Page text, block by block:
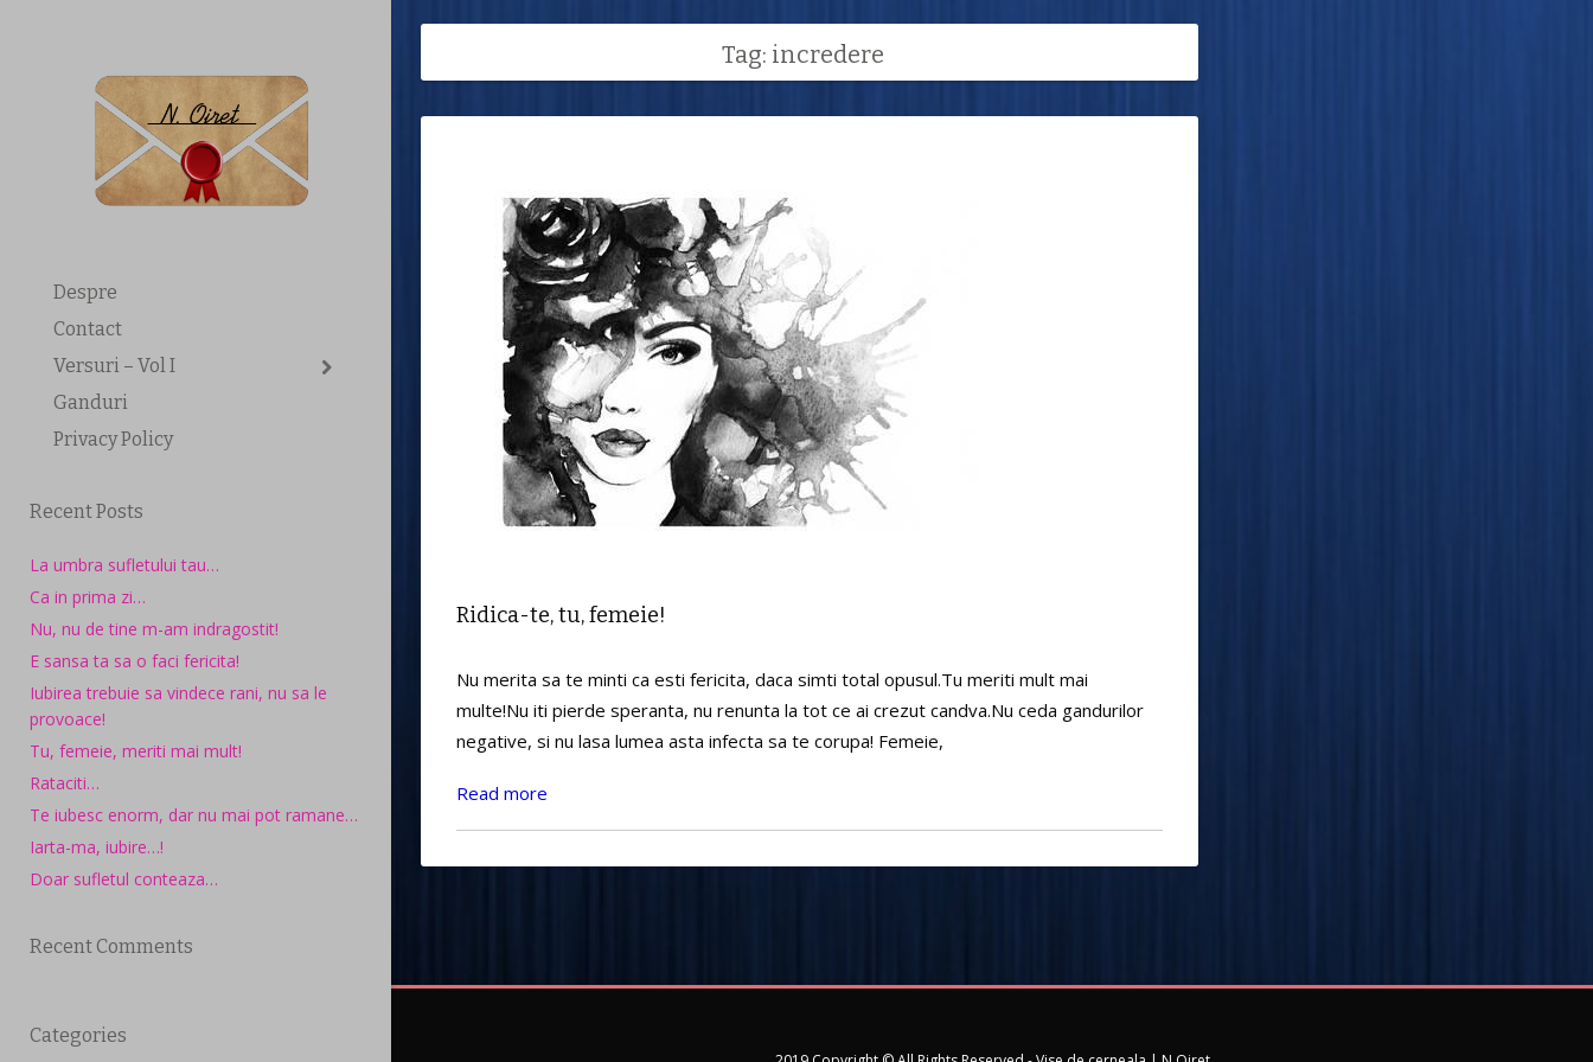
Despre
Contact
Versuri – Vol I
Ganduri
Privacy Policy
Recent Posts
La umbra sufletului tau…
Ca in prima zi…
Nu, nu de tine m-am indragostit!
E sansa ta sa o faci fericita!
Iubirea trebuie sa vindece rani, nu sa le
provoace!
Tu, femeie, meriti mai mult!
Rataciti…
Te iubesc enorm, dar nu mai pot ramane…
Iarta-ma, iubire…!
Doar sufletul conteaza…
Recent Comments
Categories
Tag: incredere
Ridica-te, tu, femeie!
Nu merita sa te minti ca esti fericita, daca simti total opusul.Tu meriti mult mai
multe!Nu iti pierde speranta, nu renunta la tot ce ai crezut candva.Nu ceda gandurilor
negative, si nu lasa lumea asta infecta sa te corupa! Femeie,
Read more